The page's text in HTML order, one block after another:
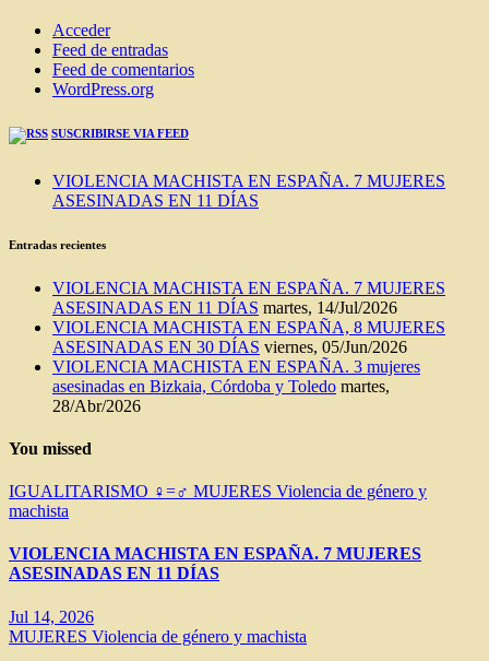
Acceder
Feed de entradas
Feed de comentarios
WordPress.org
SUSCRIBIRSE VIA FEED
VIOLENCIA MACHISTA EN ESPAÑA. 7 MUJERES
ASESINADAS EN 11 DÍAS
Entradas recientes
VIOLENCIA MACHISTA EN ESPAÑA. 7 MUJERES
ASESINADAS EN 11 DÍAS martes, 14/Jul/2026
VIOLENCIA MACHISTA EN ESPAÑA, 8 MUJERES
ASESINADAS EN 30 DÍAS viernes, 05/Jun/2026
VIOLENCIA MACHISTA EN ESPAÑA. 3 mujeres
asesinadas en Bizkaia, Córdoba y Toledo martes,
28/Abr/2026
You missed
IGUALITARISMO ♀=♂ MUJERES Violencia de género y
machista
VIOLENCIA MACHISTA EN ESPAÑA. 7 MUJERES
ASESINADAS EN 11 DÍAS
Jul 14, 2026
MUJERES Violencia de género y machista